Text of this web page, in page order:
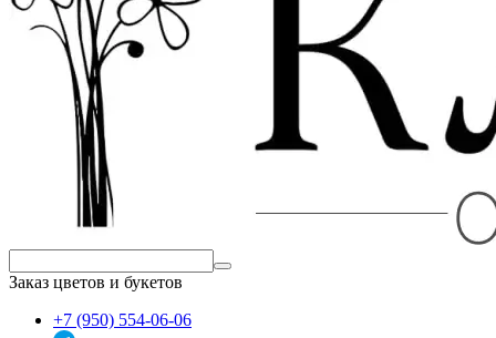
Заказ цветов и букетов
+7 (950) 554-06-06